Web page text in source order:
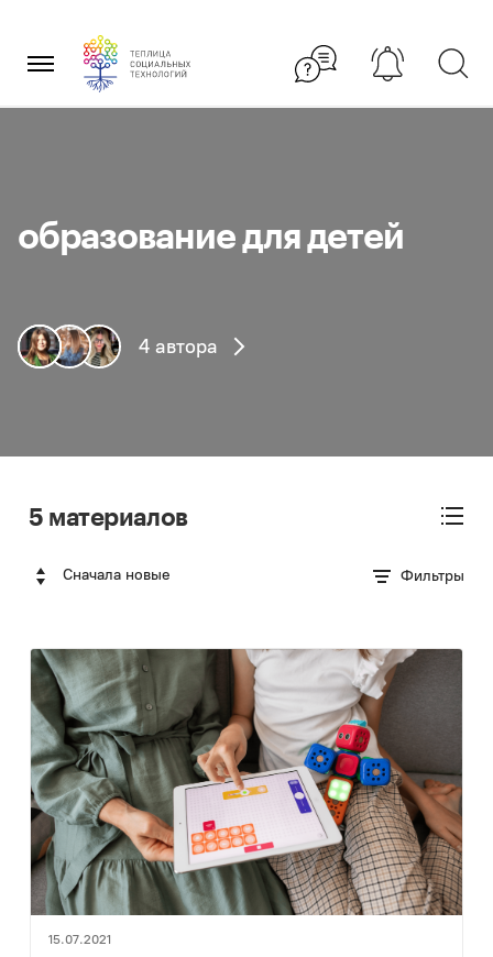
образование для детей
4 автора
5 материалов
Сначала новые Фильтры
15.07.2021